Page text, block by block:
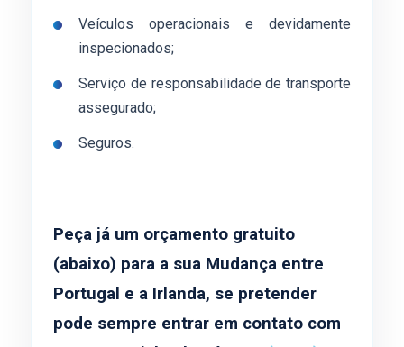
Veículos operacionais e devidamente
inspecionados;
Serviço de responsabilidade de transporte
assegurado;
Seguros.
Peça já um orçamento gratuito
(abaixo) para a sua Mudança entre
Portugal e a Irlanda, se pretender
pode sempre entrar em contato com